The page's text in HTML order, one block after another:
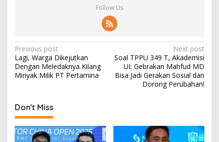
Follow Us
P
o
s
n
a
v
Previous post
Lagi, Warga Dikejutkan
Dengan Meledaknya Kilang
Minyak Milik PT Pertamina
Next post
Soal TPPU 349 T, Akademisi
UI: Gebrakan Mahfud MD
Bisa Jadi Gerakan Sosial dan
Dorong Perubahan!
Don't Miss